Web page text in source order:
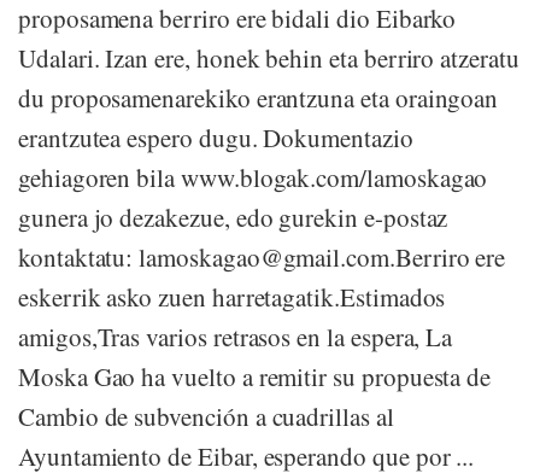
proposamena berriro ere bidali dio Eibarko
Udalari. Izan ere, honek behin eta berriro atzeratu
du proposamenarekiko erantzuna eta oraingoan
erantzutea espero dugu. Dokumentazio
gehiagoren bila www.blogak.com/lamoskagao
gunera jo dezakezue, edo gurekin e-postaz
kontaktatu: lamoskagao@gmail.com.Berriro ere
eskerrik asko zuen harretagatik.Estimados
amigos,Tras varios retrasos en la espera, La
Moska Gao ha vuelto a remitir su propuesta de
Cambio de subvención a cuadrillas al
Ayuntamiento de Eibar, esperando que por ...